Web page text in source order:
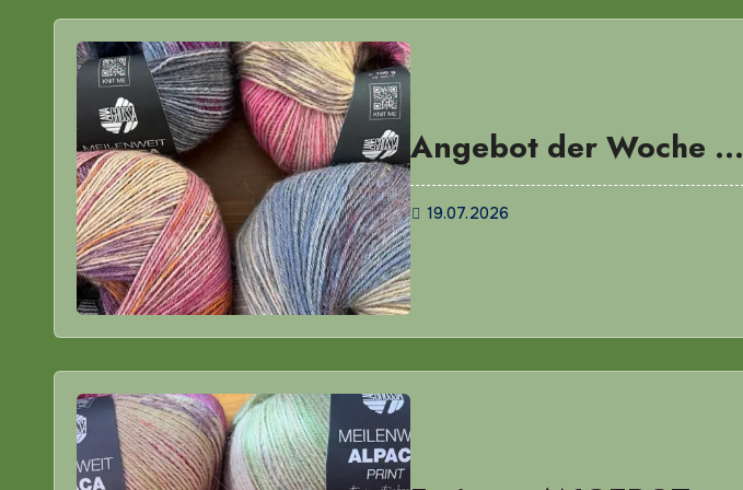
Angebot der Woche …
19.07.2026